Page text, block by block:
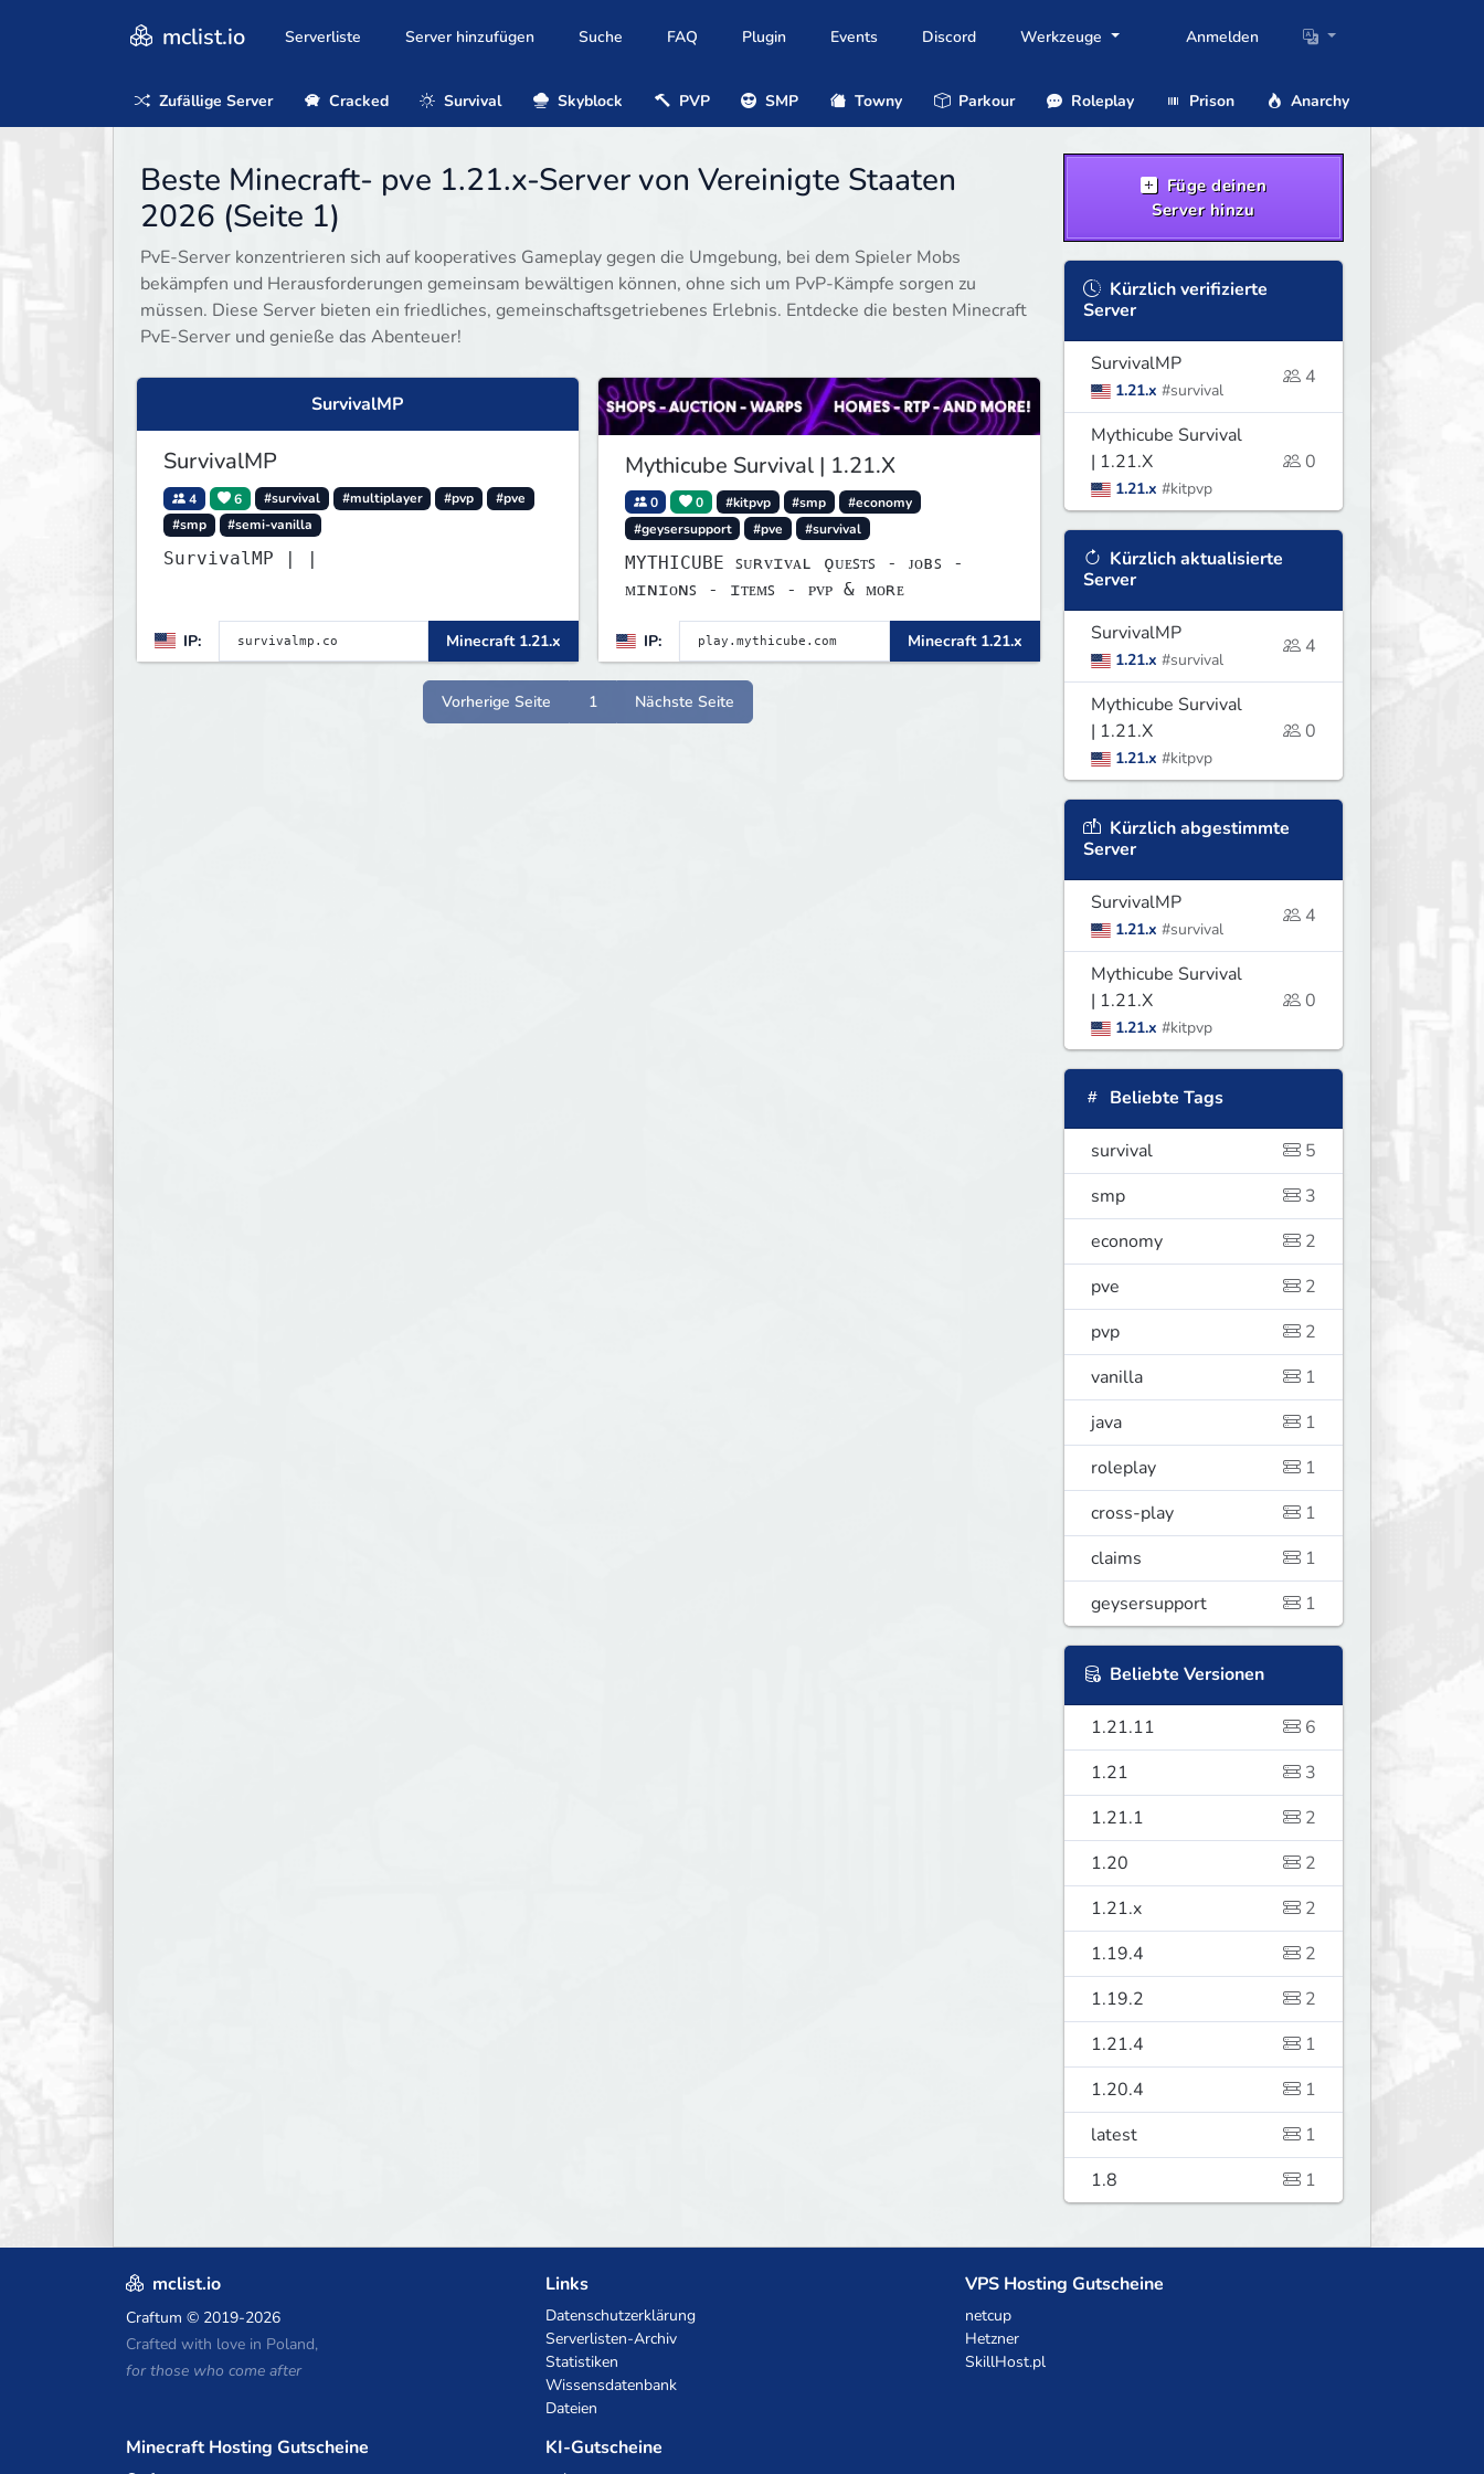
mclist.io Serverliste Server hinzufügen Suche FAQ Plugin Events Discord Werkzeuge Anmelden
Zufällige Server Cracked Survival Skyblock PVP SMP Towny Parkour Roleplay Prison Anarchy
Beste Minecraft- pve 1.21.x-Server von Vereinigte Staaten
2026 (Seite 1)
PvE-Server konzentrieren sich auf kooperatives Gameplay gegen die Umgebung, bei dem Spieler Mobs
bekämpfen und Herausforderungen gemeinsam bewältigen können, ohne sich um PvP-Kämpfe sorgen zu
müssen. Diese Server bieten ein friedliches, gemeinschaftsgetriebenes Erlebnis. Entdecke die besten Minecraft
PvE-Server und genieße das Abenteuer!
SurvivalMP
SurvivalMP
4 6 #survival #multiplayer #pvp
#pve
#smp
#semi-vanilla
IP: Minecraft 1.21.x
Mythicube Survival | 1.21.X
0 0 #kitpvp #smp
#economy
#geysersupport
#pve #survival
MYTHICUBE ꜱᴜʀᴠɪᴠᴀʟ ǫᴜᴇꜱᴛꜱ - ᴊᴏʙꜱ -
ᴍɪɴɪᴏɴꜱ - ɪᴛᴇᴍꜱ - ᴘᴠᴘ & ᴍᴏʀᴇ
IP: Minecraft 1.21.x
Vorherige Seite 1 Nächste Seite
Füge deinen
Server hinzu
Kürzlich verifizierte
Server
SurvivalMP
1.21.x #survival
4
Mythicube Survival
| 1.21.X
1.21.x #kitpvp
0
Kürzlich aktualisierte
Server
SurvivalMP
1.21.x #survival
4
Mythicube Survival
| 1.21.X
1.21.x #kitpvp
0
Kürzlich abgestimmte
Server
SurvivalMP
1.21.x #survival
4
Mythicube Survival
| 1.21.X
1.21.x #kitpvp
0
Beliebte Tags
survival
5
smp
3
economy
2
pve
2
pvp
2
vanilla
1
java
1
roleplay
1
cross-play
1
claims
1
geysersupport
1
Beliebte Versionen
1.21.11
6
1.21
3
1.21.1
2
1.20
2
1.21.x
2
1.19.4
2
1.19.2
2
1.21.4
1
1.20.4
1
latest
1
1.8
1
mclist.io
Craftum © 2019-2026
Crafted with love in Poland,
for those who come after
Links
Datenschutzerklärung
Serverlisten-Archiv
Statistiken
Wissensdatenbank
Dateien
VPS Hosting Gutscheine
netcup
Hetzner
SkillHost.pl
Minecraft Hosting Gutscheine KI-Gutscheine